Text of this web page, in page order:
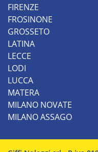
FIRENZE
FROSINONE
GROSSETO
LATINA
LECCE
LODI
LUCCA
MATERA
MILANO NOVATE
MILANO ASSAGO